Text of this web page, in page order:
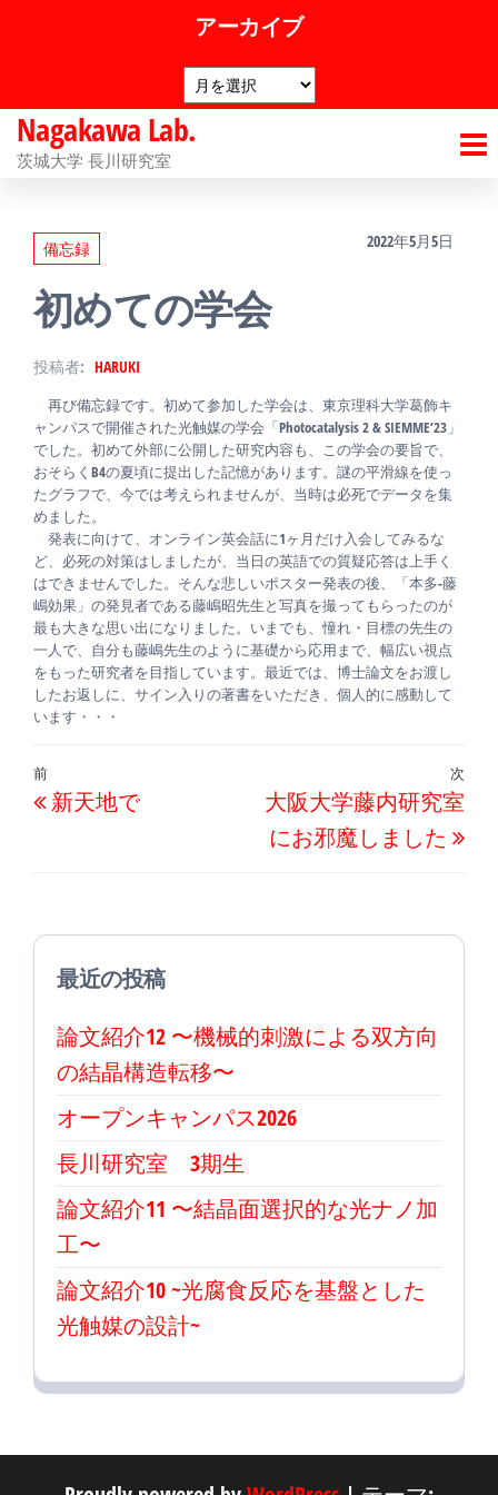
ン
ツ
アーカイブ
ー
カ
Nagakawa Lab.
茨城大学 長川研究室
備忘録 2022年5月5日
初めての学会
投稿者: HARUKI
再び備忘録です。初めて参加した学会は、東京理科大学葛飾キ
ャンパスで開催された光触媒の学会「Photocatalysis 2 & SIEMME’23」
でした。初めて外部に公開した研究内容も、この学会の要旨で、
おそらくB4の夏頃に提出した記憶があります。謎の平滑線を使っ
たグラフで、今では考えられませんが、当時は必死でデータを集
めました。
発表に向けて、オンライン英会話に1ヶ月だけ入会してみるな
ど、必死の対策はしましたが、当日の英語での質疑応答は上手く
はできませんでした。そんな悲しいポスター発表の後、「本多-藤
嶋効果」の発見者である藤嶋昭先生と写真を撮ってもらったのが
最も大きな思い出になりました。いまでも、憧れ・目標の先生の
一人で、自分も藤嶋先生のように基礎から応用まで、幅広い視点
をもった研究者を目指しています。最近では、博士論文をお渡し
したお返しに、サイン入りの著書をいただき、個人的に感動して
います・・・
投
稿
ゲ
ー
シ
ョ
ン
過
去
前
新天地で
次
投
次
大阪大学藤内研究室
にお邪魔しました
最近の投稿
論文紹介12 〜機械的刺激による双方向
の結晶構造転移〜
オープンキャンパス2026
長川研究室 3期生
論文紹介11 〜結晶面選択的な光ナノ加
工〜
論文紹介10 ~光腐食反応を基盤とした
光触媒の設計~